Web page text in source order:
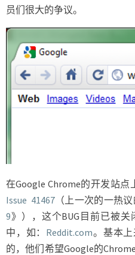
员们很大的争议。
在Google Chrome的开发站
Issue 41467（上一次的一热议
9》），这个BUG目前已被
中，如： Reddit.com。基本
的，他们希望Google的